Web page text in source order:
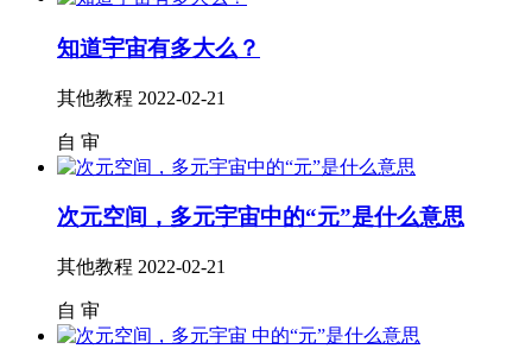
知道宇宙有多大么？
其他教程 2022-02-21
自 审
次元空间，多元宇宙中的“元”是什么意思
其他教程 2022-02-21
自 审